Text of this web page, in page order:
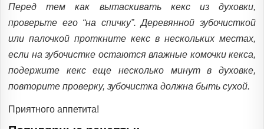
Перед тем как вытаскивать кекс из духовки,
проверьте его “на спичку”. Деревянной зубочисткой
или палочкой проткните кекс в нескольких местах,
если на зубочистке остаются влажные комочки кекса,
подержите кекс еще несколько минут в духовке,
повторите проверку, зубочистка должна быть сухой.
Приятного аппетита!